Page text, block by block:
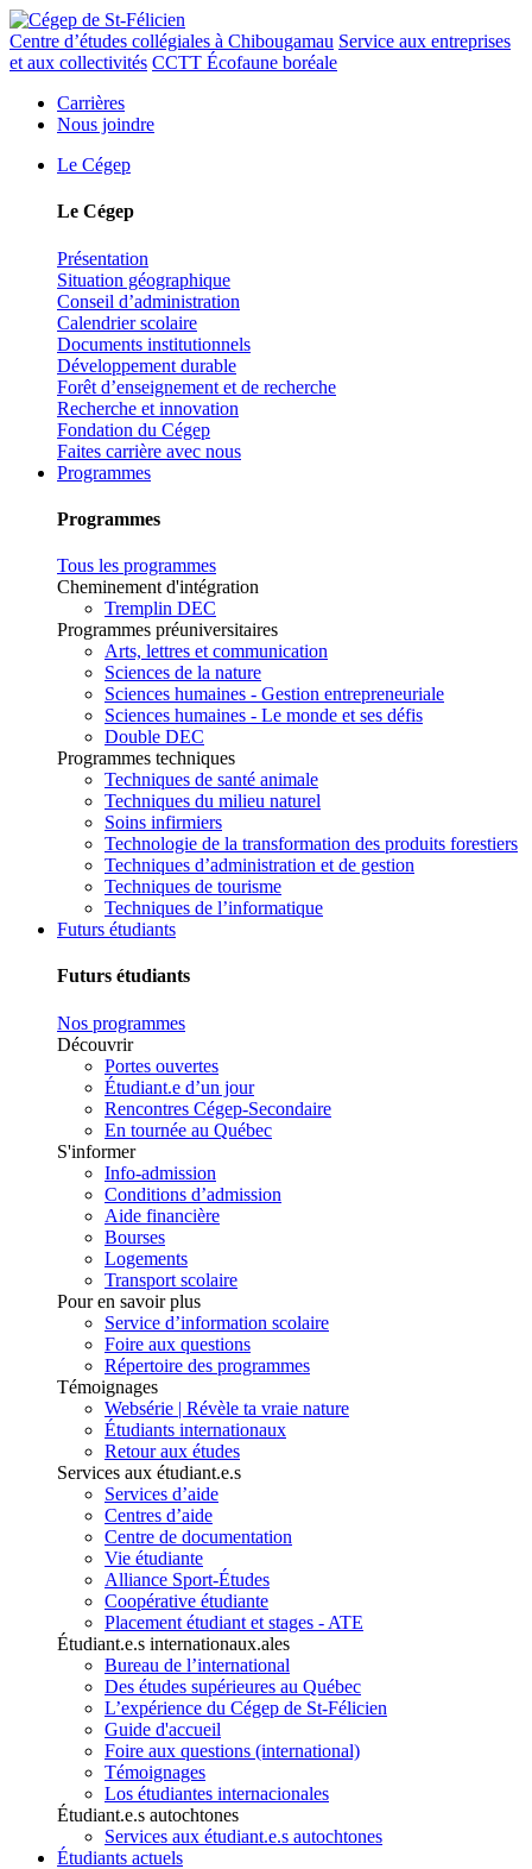
Centre d’études collégiales à Chibougamau Service aux entreprises
et aux collectivités CCTT Écofaune boréale
Carrières
Nous joindre
Le Cégep
Le Cégep
Présentation
Situation géographique
Conseil d’administration
Calendrier scolaire
Documents institutionnels
Développement durable
Forêt d’enseignement et de recherche
Recherche et innovation
Fondation du Cégep
Faites carrière avec nous
Programmes
Programmes
Tous les programmes
Cheminement d'intégration
Tremplin DEC
Programmes préuniversitaires
Arts, lettres et communication
Sciences de la nature
Sciences humaines - Gestion entrepreneuriale
Sciences humaines - Le monde et ses défis
Double DEC
Programmes techniques
Techniques de santé animale
Techniques du milieu naturel
Soins infirmiers
Technologie de la transformation des produits forestiers
Techniques d’administration et de gestion
Techniques de tourisme
Techniques de l’informatique
Futurs étudiants
Futurs étudiants
Nos programmes
Découvrir
Portes ouvertes
Étudiant.e d’un jour
Rencontres Cégep-Secondaire
En tournée au Québec
S'informer
Info-admission
Conditions d’admission
Aide financière
Bourses
Logements
Transport scolaire
Pour en savoir plus
Service d’information scolaire
Foire aux questions
Répertoire des programmes
Témoignages
Websérie | Révèle ta vraie nature
Étudiants internationaux
Retour aux études
Services aux étudiant.e.s
Services d’aide
Centres d’aide
Centre de documentation
Vie étudiante
Alliance Sport-Études
Coopérative étudiante
Placement étudiant et stages - ATE
Étudiant.e.s internationaux.ales
Bureau de l’international
Des études supérieures au Québec
L’expérience du Cégep de St-Félicien
Guide d'accueil
Foire aux questions (international)
Témoignages
Los étudiantes internacionales
Étudiant.e.s autochtones
Services aux étudiant.e.s autochtones
Étudiants actuels